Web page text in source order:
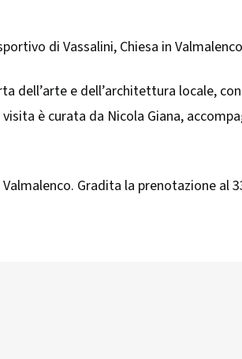
di Vassalini, Chiesa in
dell’arte e dell’architettura locale,
visita è curata da Nicola Giana,
Gradita la prenotazione al